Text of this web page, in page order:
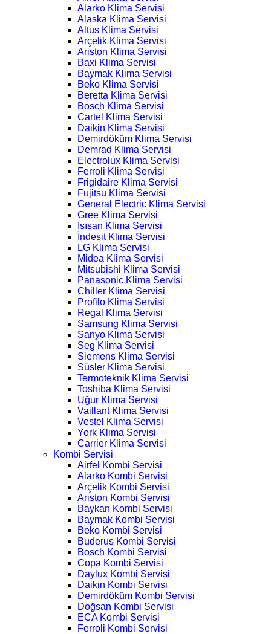
Alarko Klima Servisi
Alaska Klima Servisi
Altus Klima Servisi
Arçelik Klima Servisi
Ariston Klima Servisi
Baxi Klima Servisi
Baymak Klima Servisi
Beko Klima Servisi
Beretta Klima Servisi
Bosch Klima Servisi
Cartel Klima Servisi
Daikin Klima Servisi
Demirdöküm Klima Servisi
Demrad Klima Servisi
Electrolux Klima Servisi
Ferroli Klima Servisi
Frigidaire Klima Servisi
Fujitsu Klima Servisi
General Electric Klima Servisi
Gree Klima Servisi
Isısan Klima Servisi
İndesit Klima Servisi
LG Klima Servisi
Midea Klima Servisi
Mitsubishi Klima Servisi
Panasonic Klima Servisi
Chiller Klima Servisi
Profilo Klima Servisi
Regal Klima Servisi
Samsung Klima Servisi
Sanyo Klima Servisi
Seg Klima Servisi
Siemens Klima Servisi
Süsler Klima Servisi
Termoteknik Klima Servisi
Toshiba Klima Servisi
Uğur Klima Servisi
Vaillant Klima Servisi
Vestel Klima Servisi
York Klima Servisi
Carrier Klima Servisi
Kombi Servisi
Airfel Kombi Servisi
Alarko Kombi Servisi
Arçelik Kombi Servisi
Ariston Kombi Servisi
Baykan Kombi Servisi
Baymak Kombi Servisi
Beko Kombi Servisi
Buderus Kombi Servisi
Bosch Kombi Servisi
Copa Kombi Servisi
Daylux Kombi Servisi
Daikin Kombi Servisi
Demirdöküm Kombi Servisi
Doğsan Kombi Servisi
ECA Kombi Servisi
Ferroli Kombi Servisi